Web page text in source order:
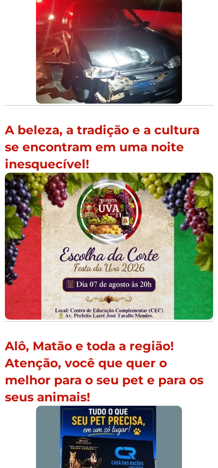
A beleza, a tradição e a cultura
se encontram em uma noite
inesquecível!
Alô, Matão e toda a região!
Atenção, você que quer o
melhor para o seu pet e para os
seus animais!